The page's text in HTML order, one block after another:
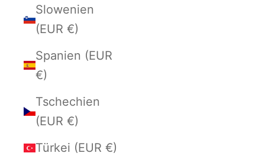
Slowenien
(EUR €)
Spanien (EUR
€)
Tschechien
(EUR €)
Türkei (EUR €)